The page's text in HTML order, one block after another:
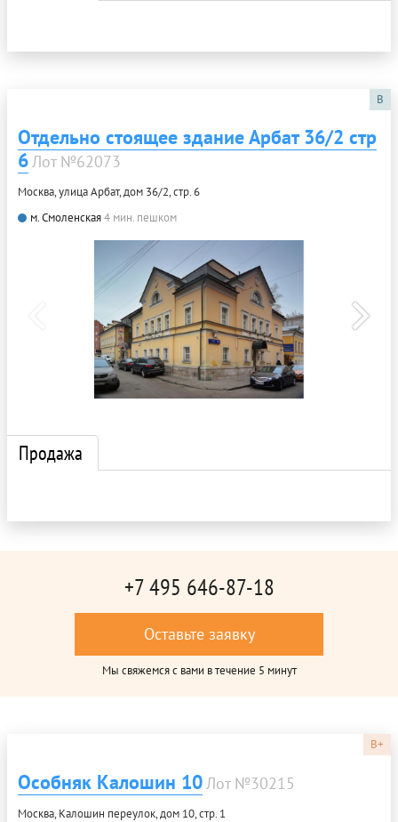
B
Отдельно стоящее здание Арбат 36/2 стр
6Лот №62073
Москва, улица Арбат, дом 36/2, стр. 6
м. Смоленская4 мин. пешком
Продажа
+7 495 646-87-18
Оставьте заявку
Мы свяжемся с вами в течение 5 минут
B+
Особняк Калошин 10Лот №30215
Москва, Калошин переулок, дом 10, стр. 1